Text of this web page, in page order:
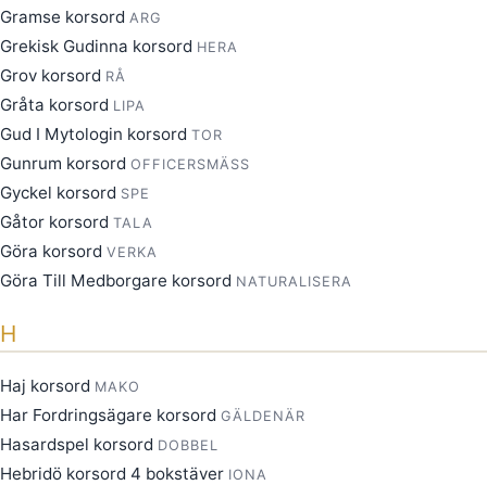
Gramse korsord ARG
Grekisk Gudinna korsord HERA
Grov korsord RÅ
Gråta korsord LIPA
Gud I Mytologin korsord TOR
Gunrum korsord OFFICERSMÄSS
Gyckel korsord SPE
Gåtor korsord TALA
Göra korsord VERKA
Göra Till Medborgare korsord NATURALISERA
H
Haj korsord MAKO
Har Fordringsägare korsord GÄLDENÄR
Hasardspel korsord DOBBEL
Hebridö korsord 4 bokstäver IONA